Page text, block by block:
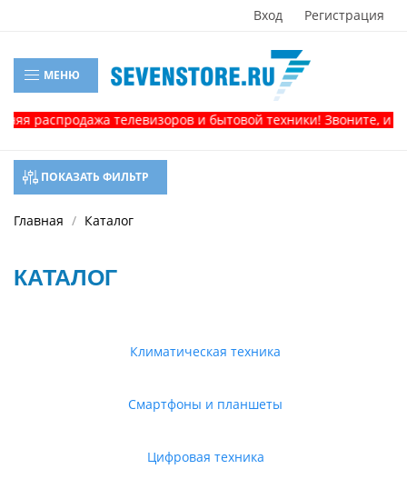
Вход Регистрация
МЕНЮ
телевизоров и бытовой техники! Звоните, и
ПОКАЗАТЬ ФИЛЬТР
Главная Каталог
КАТАЛОГ
Климатическая техника
Смартфоны и планшеты
Цифровая техника